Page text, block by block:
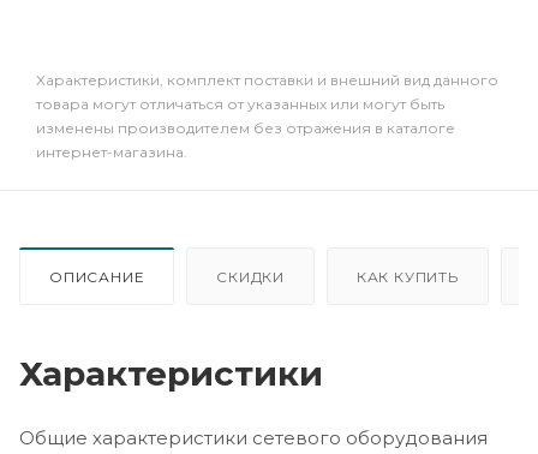
Xарактеристики, комплект поставки и внешний вид данного
товара могут отличаться от указанных или могут быть
изменены производителем без отражения в каталоге
интернет-магазина.
ОПИСАНИЕ СКИДКИ КАК КУПИТЬ
Характеристики
Общие характеристики сетевого оборудования